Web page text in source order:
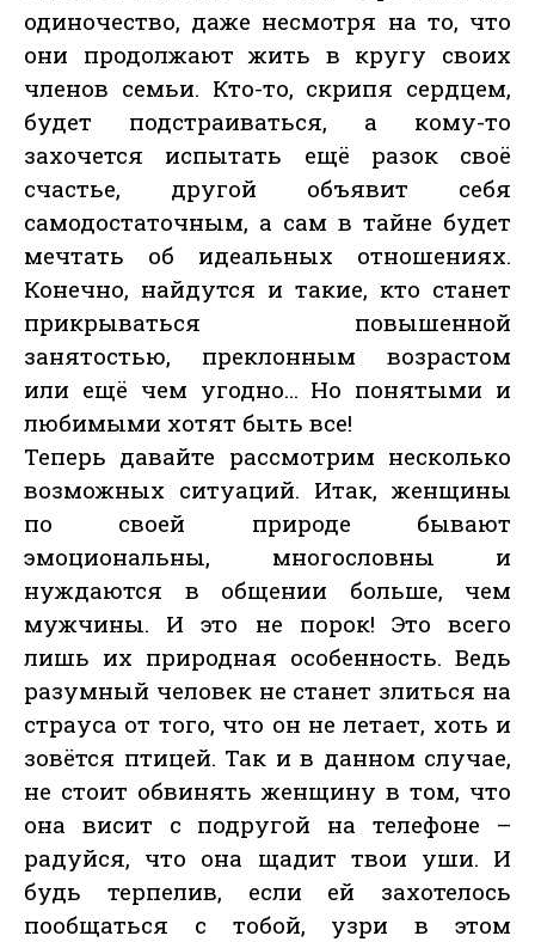
одиночество, даже несмотря на то, что
они продолжают жить в кругу своих
членов семьи. Кто-то, скрипя сердцем,
будет подстраиваться, а кому-то
захочется испытать ещё разок своё
счастье, другой объявит себя
самодостаточным, а сам в тайне будет
мечтать об идеальных отношениях.
Конечно, найдутся и такие, кто станет
прикрываться повышенной
занятостью, преклонным возрастом
или ещё чем угодно… Но понятыми и
любимыми хотят быть все!
Теперь давайте рассмотрим несколько
возможных ситуаций. Итак, женщины
по своей природе бывают
эмоциональны, многословны и
нуждаются в общении больше, чем
мужчины. И это не порок! Это всего
лишь их природная особенность. Ведь
разумный человек не станет злиться на
страуса от того, что он не летает, хоть и
зовётся птицей. Так и в данном случае,
не стоит обвинять женщину в том, что
она висит с подругой на телефоне –
радуйся, что она щадит твои уши. И
будь терпелив, если ей захотелось
пообщаться с тобой, узри в этом